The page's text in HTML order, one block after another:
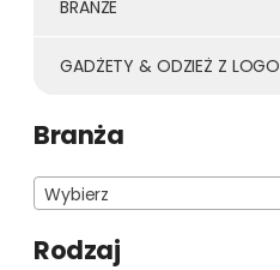
BRANŻE
GADŻETY & ODZIEŻ Z LOGO
Branża
Wybierz
Rodzaj